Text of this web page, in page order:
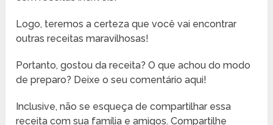
Logo, teremos a certeza que você vai encontrar
outras receitas maravilhosas!
Portanto, gostou da receita? O que achou do modo
de preparo? Deixe o seu comentário aqui!
Inclusive, não se esqueça de compartilhar essa
receita com sua família e amigos. Compartilhe